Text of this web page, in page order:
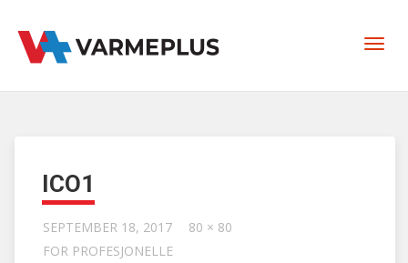
ICO1
SEPTEMBER 18, 2017
80 × 80
FOR PROFESJONELLE